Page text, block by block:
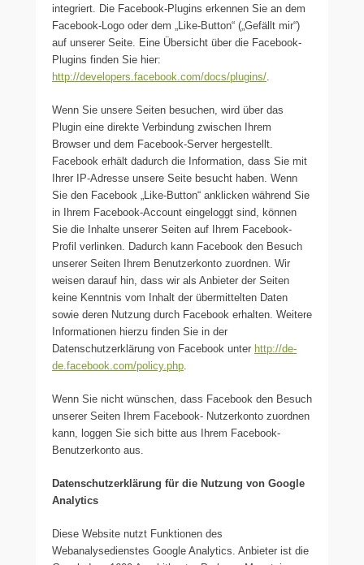
integriert. Die Facebook-Plugins erkennen Sie an dem
Facebook-Logo oder dem „Like-Button“ („Gefällt mir“)
auf unserer Seite. Eine Übersicht über die Facebook-
Plugins finden Sie hier:
http://developers.facebook.com/docs/plugins/.
Wenn Sie unsere Seiten besuchen, wird über das
Plugin eine direkte Verbindung zwischen Ihrem
Browser und dem Facebook-Server hergestellt.
Facebook erhält dadurch die Information, dass Sie mit
Ihrer IP-Adresse unsere Seite besucht haben. Wenn
Sie den Facebook „Like-Button“ anklicken während Sie
in Ihrem Facebook-Account eingeloggt sind, können
Sie die Inhalte unserer Seiten auf Ihrem Facebook-
Profil verlinken. Dadurch kann Facebook den Besuch
unserer Seiten Ihrem Benutzerkonto zuordnen. Wir
weisen darauf hin, dass wir als Anbieter der Seiten
keine Kenntnis vom Inhalt der übermittelten Daten
sowie deren Nutzung durch Facebook erhalten. Weitere
Informationen hierzu finden Sie in der
Datenschutzerklärung von Facebook unter http://de-
de.facebook.com/policy.php.
Wenn Sie nicht wünschen, dass Facebook den Besuch
unserer Seiten Ihrem Facebook- Nutzerkonto zuordnen
kann, loggen Sie sich bitte aus Ihrem Facebook-
Benutzerkonto aus.
Datenschutzerklärung für die Nutzung von Google
Analytics
Diese Website nutzt Funktionen des
Webanalysedienstes Google Analytics. Anbieter ist die